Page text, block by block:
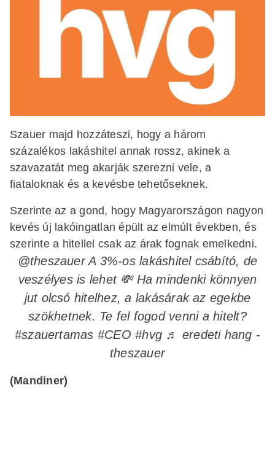
Szauer majd hozzáteszi, hogy a három
százalékos lakáshitel annak rossz, akinek a
szavazatát meg akarják szerezni vele, a
fiataloknak és a kevésbe tehetőseknek.
Szerinte az a gond, hogy Magyarországon nagyon
kevés új lakóingatlan épült az elmúlt években, és
szerinte a hitellel csak az árak fognak emelkedni.
@theszauerA 3%-os lakáshitel csábító, de
veszélyes is lehet 💸 Ha mindenki könnyen
jut olcsó hitelhez, a lakásárak az egekbe
szökhetnek. Te fel fogod venni a hitelt?
#szauertamas #CEO #hvg ♬ eredeti hang -
theszauer
(Mandiner)